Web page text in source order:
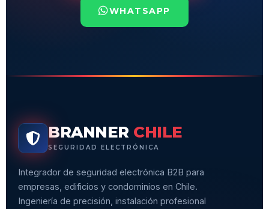
WHATSAPP
BRANNER CHILE
SEGURIDAD ELECTRÓNICA
Integrador de seguridad electrónica B2B para
empresas, edificios y condominios en Chile.
Ingeniería de precisión, instalación profesional